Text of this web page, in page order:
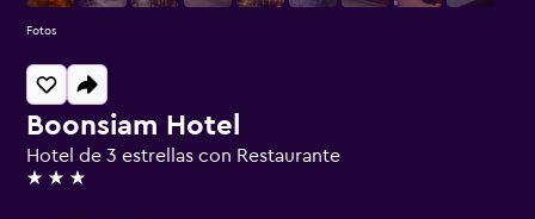
Boonsiam Hotel
Hotel de 3 estrellas con Restaurante
3 estrellas
Fotos